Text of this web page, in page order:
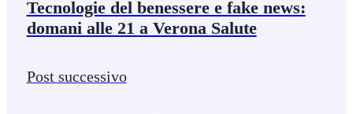
Tecnologie del benessere e fake news:
domani alle 21 a Verona Salute
Post successivo